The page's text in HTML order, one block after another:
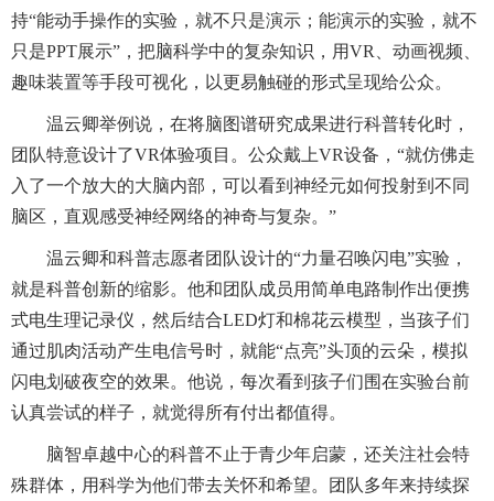
持“能动手操作的实验，就不只是演示；能演示的实验，就不
只是PPT展示”，把脑科学中的复杂知识，用VR、动画视频、
趣味装置等手段可视化，以更易触碰的形式呈现给公众。
温云卿举例说，在将脑图谱研究成果进行科普转化时，
团队特意设计了VR体验项目。公众戴上VR设备，“就仿佛走
入了一个放大的大脑内部，可以看到神经元如何投射到不同
脑区，直观感受神经网络的神奇与复杂。”
温云卿和科普志愿者团队设计的“力量召唤闪电”实验，
就是科普创新的缩影。他和团队成员用简单电路制作出便携
式电生理记录仪，然后结合LED灯和棉花云模型，当孩子们
通过肌肉活动产生电信号时，就能“点亮”头顶的云朵，模拟
闪电划破夜空的效果。他说，每次看到孩子们围在实验台前
认真尝试的样子，就觉得所有付出都值得。
脑智卓越中心的科普不止于青少年启蒙，还关注社会特
殊群体，用科学为他们带去关怀和希望。团队多年来持续探